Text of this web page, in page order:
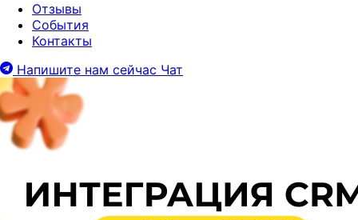
Отзывы
События
Контакты
Напишите нам сейчас Чат